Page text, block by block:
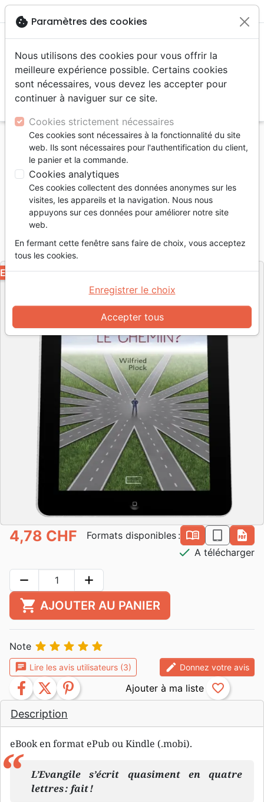
menu
Accueil Livres
Evangelisation
Livres d'évangélisation
Jésus: le chemin?
Ebook
Auteur :Wilfried Plock
Référence SCR2039-EPUB EAN 9782826003878
EditeurScripsi
Description
eBook en format ePub ou Kindle (.mobi).
L’Evangile s’écrit quasiment en quatre
lettres : fait !
EPUB
4,78 CHF Formats disponibles : book_open epub
pdf
check A télécharger
remove add
shopping_cart AJOUTER AU PANIER
Note     
chat Lire les avis utilisateurs (3) edit Donnez votre avis
facebook twitter pinterest favorite_border
cookie Paramètres des cookies
Nous utilisons des cookies pour vous offrir la
meilleure expérience possible. Certains cookies
sont nécessaires, vous devez les accepter pour
continuer à naviguer sur ce site.
Cookies strictement nécessaires
Ces cookies sont nécessaires à la fonctionnalité du site
web. Ils sont nécessaires pour l'authentification du client,
le panier et la commande.
Cookies analytiques
Ces cookies collectent des données anonymes sur les
visites, les appareils et la navigation. Nous nous
appuyons sur ces données pour améliorer notre site
web.
En fermant cette fenêtre sans faire de choix, vous acceptez
tous les cookies.
Accepter tous
Enregistrer le choix